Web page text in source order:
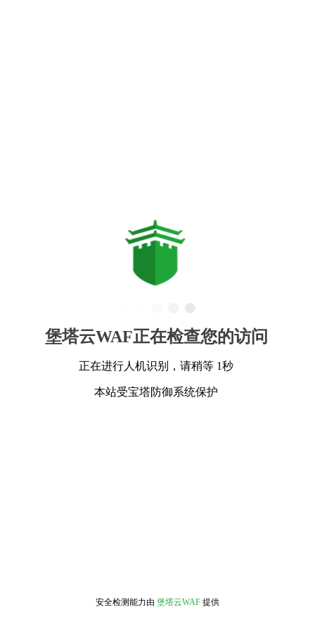
堡塔云WAF正在检查您的访问
正在进行人机识别，请稍等 1秒
本站受宝塔防御系统保护
安全检测能力由 堡塔云WAF 提供